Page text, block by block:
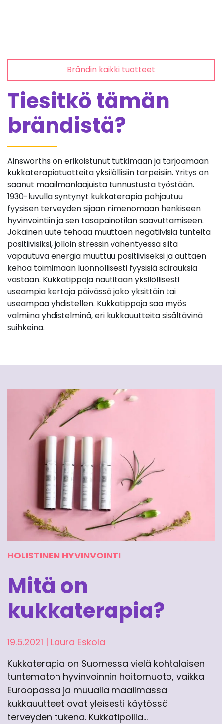
Brändin kaikki tuotteet
Tiesitkö tämän
brändistä?
Ainsworths on erikoistunut tutkimaan ja tarjoamaan
kukkaterapiatuotteita yksilöllisiin tarpeisiin. Yritys on
saanut maailmanlaajuista tunnustusta työstään.
1930-luvulla syntynyt kukkaterapia pohjautuu
fyysisen terveyden sijaan nimenomaan henkiseen
hyvinvointiin ja sen tasapainotilan saavuttamiseen.
Jokainen uute tehoaa muuttaen negatiivisia tunteita
positiivisiksi, jolloin stressin vähentyessä siitä
vapautuva energia muuttuu positiiviseksi ja auttaen
kehoa toimimaan luonnollisesti fyysisiä sairauksia
vastaan. Kukkatippoja nautitaan yksilöllisesti
useampia kertoja päivässä joko yksittäin tai
useampaa yhdistellen. Kukkatippoja saa myös
valmiina yhdistelminä, eri kukkauutteita sisältävinä
suihkeina.
HOLISTINEN HYVINVOINTI
Mitä on
kukkaterapia?
19.5.2021 | Laura Eskola
Kukkaterapia on Suomessa vielä kohtalaisen
tuntematon hyvinvoinnin hoitomuoto, vaikka
Euroopassa ja muualla maailmassa
kukkauutteet ovat yleisesti käytössä
terveyden tukena. Kukkatipoilla…